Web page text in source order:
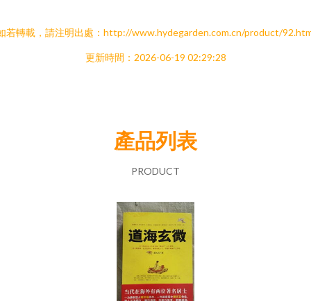
若轉載，請注明出處：http://www.hydegarden.com.cn/product/
更新時間：2026-06-19 02:29:28
產品列表
PRODUCT